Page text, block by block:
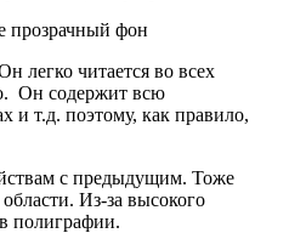
легко читается во всех
Он содержит всю
и т.д. поэтому, как правило,
с предыдущим. Тоже
Из-за высокого
в полиграфии.